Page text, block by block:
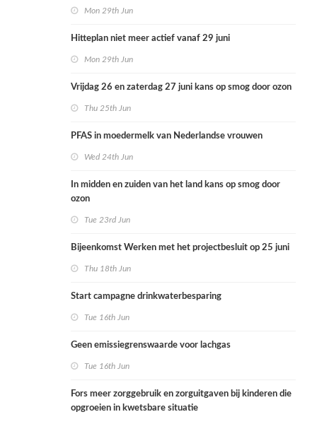
Mon 29th Jun
Hitteplan niet meer actief vanaf 29 juni
Mon 29th Jun
Vrijdag 26 en zaterdag 27 juni kans op smog door ozon
Thu 25th Jun
PFAS in moedermelk van Nederlandse vrouwen
Wed 24th Jun
In midden en zuiden van het land kans op smog door
ozon
Tue 23rd Jun
Bijeenkomst Werken met het projectbesluit op 25 juni
Thu 18th Jun
Start campagne drinkwaterbesparing
Tue 16th Jun
Geen emissiegrenswaarde voor lachgas
Tue 16th Jun
Fors meer zorggebruik en zorguitgaven bij kinderen die
opgroeien in kwetsbare situatie